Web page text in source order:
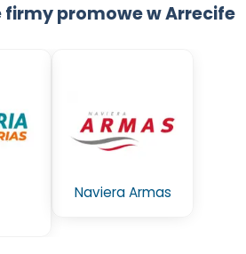
firmy promowe w Arrecife
Naviera Armas